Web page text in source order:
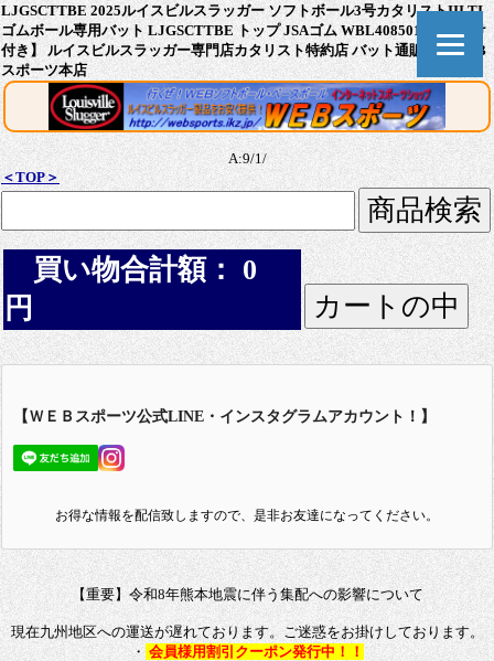
LJGSCTTBE 2025ルイスビルスラッガー ソフトボール3号カタリストIII TI
ゴムボール専用バット LJGSCTTBE トップ JSAゴム WBL4085010【おまけ
付き】 ルイスビルスラッガー専門店カタリスト特約店 バット通販ならWEB
スポーツ本店
A:9/1/
＜TOP＞
買い物合計額： 0
円
【ＷＥＢスポーツ公式LINE・インスタグラムアカウント！】
お得な情報を配信致しますので、是非お友達になってください。
【重要】令和8年熊本地震に伴う集配への影響について
現在九州地区への運送が遅れております。ご迷惑をお掛けしております。
・ 会員様用割引クーポン発行中！！